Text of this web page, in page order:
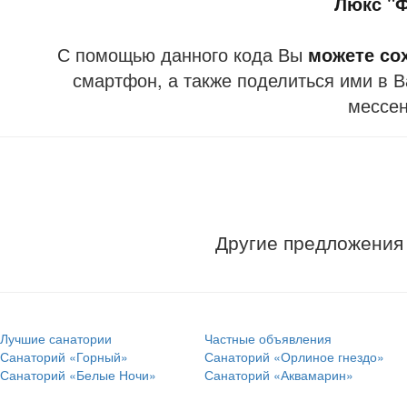
С помощью данного кода Вы можете
смартфон, а также поделиться ими в
Другие
Лучшие санатории
Частные объявления
Санаторий «Горный»
Санаторий «Орлиное гнездо»
Санаторий «Белые Ночи»
Санаторий «Аквамарин»